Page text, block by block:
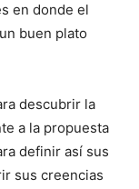
en donde el
buen plato
descubrir la
a la propuesta
definir así sus
sus creencias